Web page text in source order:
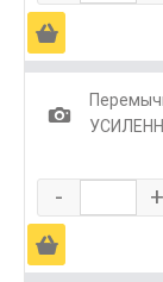
Ä
1
- +
Ä